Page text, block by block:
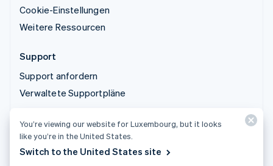
Cookie-Einstellungen
Weitere Ressourcen
Support
Support anfordern
Verwaltete Supportpläne
© 2026 Stripe, LLC
You’re viewing our website for Luxembourg, but it looks
like you’re in the United States.
Switch to the United States site